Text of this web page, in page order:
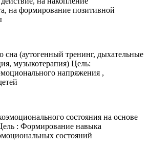
на формирование позитивной
сна (аутогенный тренинг, дыхательные
музыкотерапия) Цель:
напряжения ,
состояния на основе
: Формирование навыка
состояний